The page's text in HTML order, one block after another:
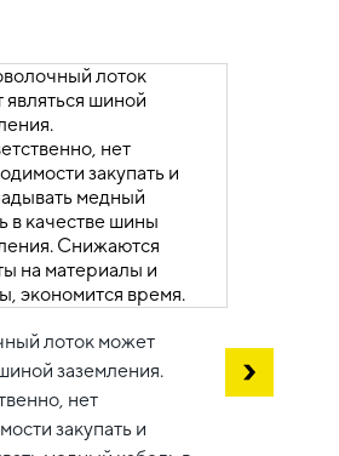
лоток может
заземления.
нет
закупать и